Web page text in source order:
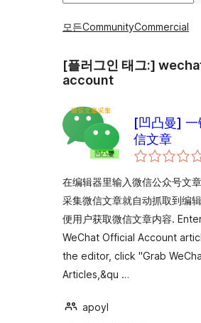
모든CommunityCommercial
[플러그인 태그:]
account
[凹凸曼] 一
信文章
在编辑器里输入微信公众号文
采集微信文章就自动抓取到编
便用户获取微信文章内容.
WeChat Official Account
the editor, click "Grab
Articles,&qu …
apoyl